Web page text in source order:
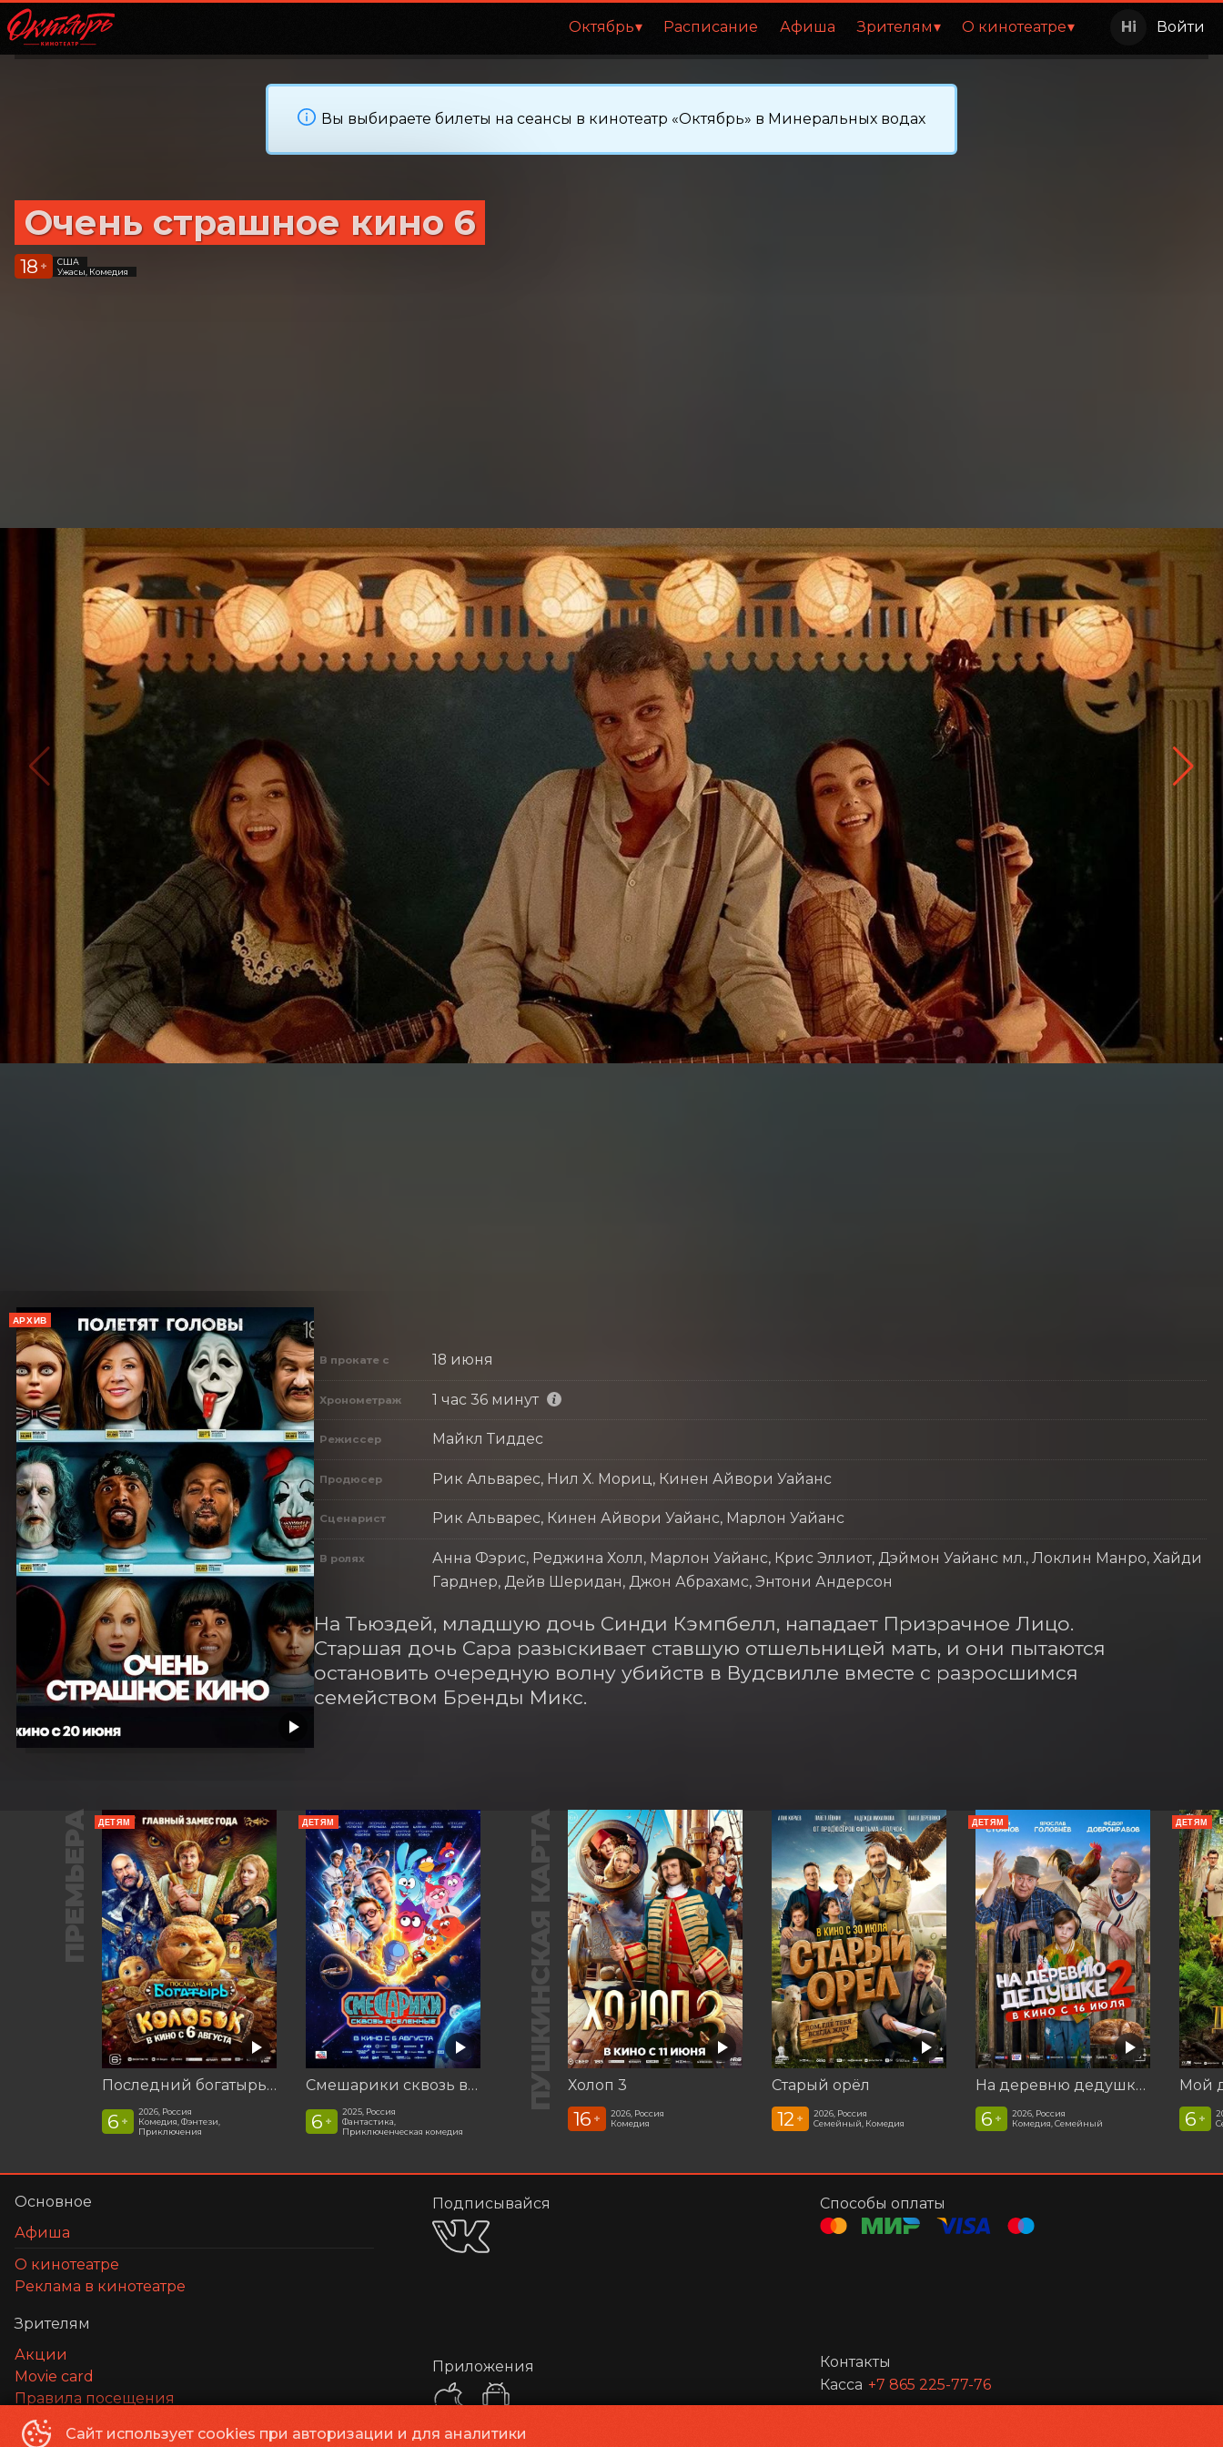
Октябрь Расписание Афиша Зрителям О кинотеатре Войти
Вы выбираете билеты на сеансы в кинотеатр «Октябрь» в Минеральных водах
Очень страшное кино 6
18 +
США
Ужасы, Комедия
АРХИВ
В прокате с 18 июня
Хронометраж 1 час 36 минут
Режиссер Майкл Тиддес
Продюсер Рик Альварес, Нил Х. Мориц, Кинен Айвори Уайанс
Сценарист Рик Альварес, Кинен Айвори Уайанс, Марлон Уайанс
В ролях
Анна Фэрис, Реджина Холл, Марлон Уайанс, Крис Эллиот, Дэймон Уайанс мл., Локлин Манро, Хайди
Гарднер, Дейв Шеридан, Джон Абрахамс, Энтони Андерсон
На Тьюздей, младшую дочь Синди Кэмпбелл, нападает Призрачное Лицо.
Старшая дочь Сара разыскивает ставшую отшельницей мать, и они пытаются
остановить очередную волну убийств в Вудсвилле вместе с разросшимся
семейством Бренды Микс.
ПРЕМЬЕРА ДЕТЯМ
Последний богатырь. Колобок
6 +
2026, Россия
Комедия, Фэнтези,
Приключения
ДЕТЯМ
Смешарики сквозь вселенные
6 +
2025, Россия
Фантастика,
Приключенческая комедия
ПУШКИНСКАЯ КАРТА Холоп 3
16 +
2026, Россия
Комедия
Старый орёл
12 +
2026, Россия
Семейный, Комедия
ДЕТЯМ
На деревню дедушке 2
6 +
2026, Россия
Комедия, Семейный
ДЕТЯМ
6 +
Сайт использует cookies при авторизации и для аналитики
Основное
Афиша
О кинотеатре
Реклама в кинотеатре
Зрителям
Акции
Movie card
Правила посещения
Правила и соглашения
Подписывайся
Приложения
Способы оплаты
Контакты
Касса +7 865 225-77-76